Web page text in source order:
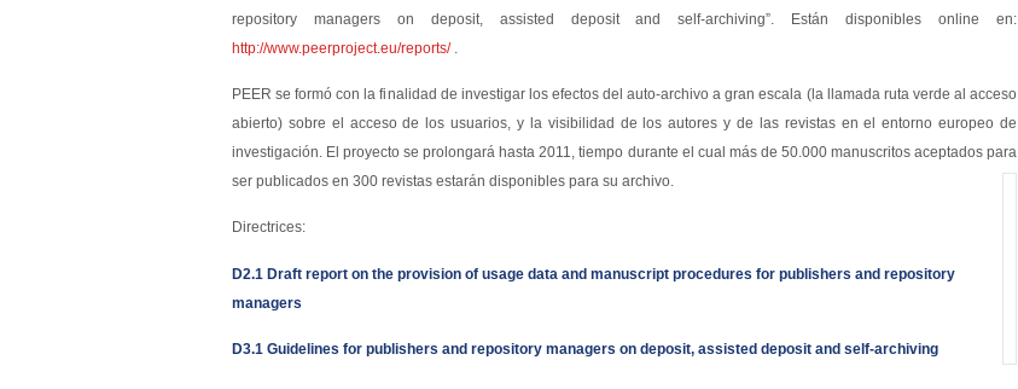
repository managers on deposit, assisted deposit and self-archiving”. Están disponibles online en:
http://www.peerproject.eu/reports/.
PEER se formó con la finalidad de investigar los efectos del auto-archivo a gran escala (la llamada ruta verde al acceso
abierto) sobre el acceso de los usuarios, y la visibilidad de los autores y de las revistas en el entorno europeo de
investigación. El proyecto se prolongará hasta 2011, tiempo durante el cual más de 50.000 manuscritos aceptados para
ser publicados en 300 revistas estarán disponibles para su archivo.
Directrices:
D2.1 Draft report on the provision of usage data and manuscript procedures for publishers and repository
managers
D3.1 Guidelines for publishers and repository managers on deposit, assisted deposit and self-archiving